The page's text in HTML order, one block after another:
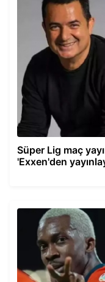
Süper Lig maç
'Exxen'den